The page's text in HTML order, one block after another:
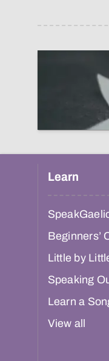
Learn
Beginners’
Little by
Speaking
Learn a
View all